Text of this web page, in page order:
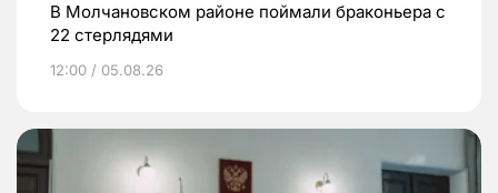
В Молчановском районе поймали браконьера с
22 стерлядями
12:00 / 05.08.26